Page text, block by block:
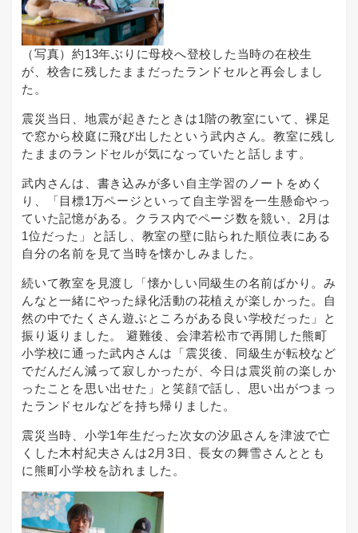
（写真）約13年ぶりに母校へ登校した当時の在校生
が、校舎に残したままだったランドセルと再会しまし
た。
震災当日、地震が起きたときは1階の教室にいて、裸足
で窓から校庭に飛び出したという武内さん。教室に残し
たままのランドセルが気になっていたと話します。
武内さんは、書き込みが多い自主学習のノートをめく
り、「目標1万ページといって自主学習を一生懸命やっ
ていた記憶がある。クラス内でページ数を競い、2月は
1位だった」と話し、教室の壁に貼られた順位表にある
自分の名前を見て当時を懐かしみました。
続いて教室を見渡し「懐かしい同級生の名前ばかり。み
んなと一緒にやった緑化活動の花植えが楽しかった。自
然の中でたくさん遊ぶところがある良い学校だった」と
振り返りました。 避難後、会津若松市で再開した熊町
小学校に通った武内さんは「震災後、同級生が転校など
でだんだん減って寂しかったが、今日は震災前の楽しか
ったことを思い出せた」と笑顔で話し、思い出がつまっ
たランドセルなどを持ち帰りました。
震災当時、小学1年生だった次女の汐凪さんを津波で亡
くした木村紀夫さんは2月3日、長女の舞雪さんととも
に熊町小学校を訪れました。